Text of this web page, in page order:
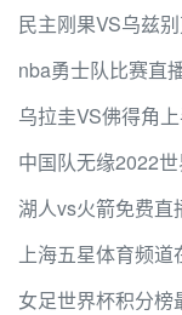
民主刚果VS乌兹
nba勇士队比赛直
乌拉圭VS佛得角
中国队无缘2022
湖人vs火箭免费直
上海五星体育频道
女足世界杯积分榜